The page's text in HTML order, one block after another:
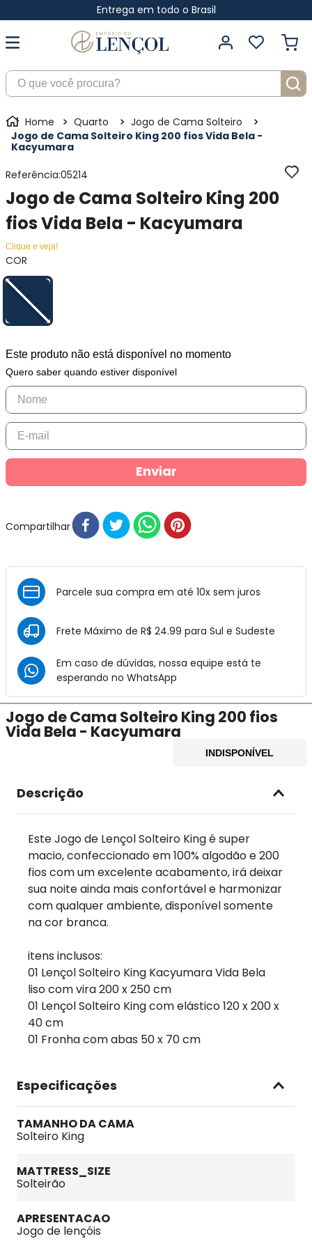
Entrega em todo o Brasil
O que você procura?
Quarto
Jogo de Cama Solteiro
Jogo de Cama Solteiro King 200 fios Vida Bela -
Kacyumara
Referência:05214
Jogo de Cama Solteiro King 200
fios Vida Bela - Kacyumara
Clique e veja!
COR
Este produto não está disponível no momento
Quero saber quando estiver disponível
Enviar
Compartilhar
Parcele sua compra em até 10x sem juros
Frete Máximo de R$ 24.99 para Sul e Sudeste
Em caso de dúvidas, nossa equipe está te
esperando no WhatsApp
Jogo de Cama Solteiro King 200 fios
Vida Bela - Kacyumara
INDISPONÍVEL
Descrição
Este Jogo de Lençol Solteiro King é super
macio, confeccionado em 100% algodão e 200
fios com um excelente acabamento, irá deixar
sua noite ainda mais confortável e harmonizar
com qualquer ambiente, disponível somente
na cor branca.
itens inclusos:
01 Lençol Solteiro King Kacyumara Vida Bela
liso com vira 200 x 250 cm
01 Lençol Solteiro King com elástico 120 x 200 x
40 cm
01 Fronha com abas 50 x 70 cm
Especificações
TAMANHO DA CAMA
Solteiro King
MATTRESS_SIZE
Solteirão
APRESENTACAO
Jogo de lençóis